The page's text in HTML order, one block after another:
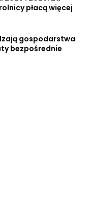
płacą więcej
gospodarstwa
bezpośrednie